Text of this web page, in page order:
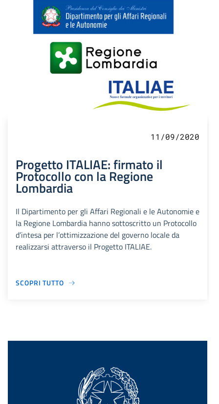
11/09/2020
Progetto ITALIAE: firmato il
Protocollo con la Regione
Lombardia
Il Dipartimento per gli Affari Regionali e le Autonomie e
la Regione Lombardia hanno sottoscritto un Protocollo
d’intesa per l’ottimizzazione del governo locale da
realizzarsi attraverso il Progetto ITALIAE.
SCOPRI TUTTO